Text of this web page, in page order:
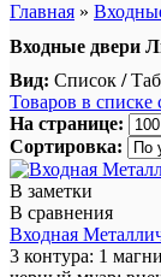
Главная »
Входные двери
Вид: Список /
Товаров в списке
На странице:
Сортировка:
В заметки
В сравнения
Входная
3 контура: 1